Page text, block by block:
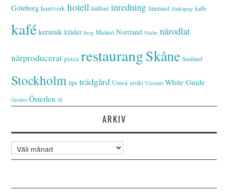
Göteborg hantverk hotell hållbart inredning Jämtland Jönköping kaffe
kafé keramik kläder krog Malmö Norrland Närke närodlat
närproducerat pizza restaurangSkåne Småland
Stockholm tips trädgård Umeå utsikt Värmdö White Guide
Örebro Österlen öl
ARKIV
Arkiv